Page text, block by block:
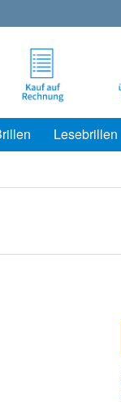
Lesebrillen